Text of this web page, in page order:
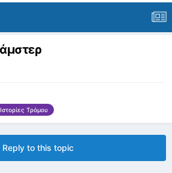
Ιστορίες Τρόμου
Reply to this topic